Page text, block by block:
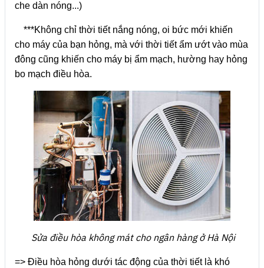
che dàn nóng...)
***Không chỉ thời tiết nắng nóng, oi bức mới khiến
cho máy của bạn hỏng, mà với thời tiết ẩm ướt vào mùa
đông cũng khiến cho máy bị ẩm mạch, hường hay hỏng
bo mạch điều hòa.
Sửa điều hòa không mát cho ngân hàng ở Hà Nội
=> Điều hòa hỏng dưới tác động của thời tiết là khó